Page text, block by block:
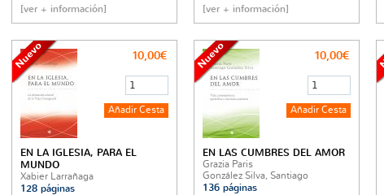
[ver + información] [ver + información]
EN LA IGLESIA, PARA EL
MUNDO
Xabier Larrañaga
128 páginas
10,00€
EN LAS CUMBRES DEL AMOR
Grazia Paris
González Silva, Santiago
136 páginas
10,00€